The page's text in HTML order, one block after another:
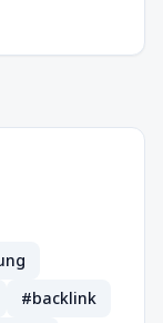
#backlink